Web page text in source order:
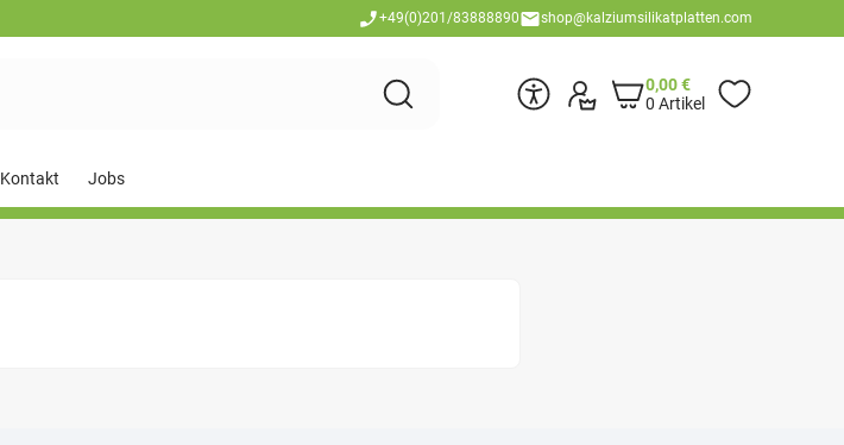
+49(0)201/83888890 shop@kalziumsilikatplatten.com
0,00€
0 Artikel
Kontakt Jobs